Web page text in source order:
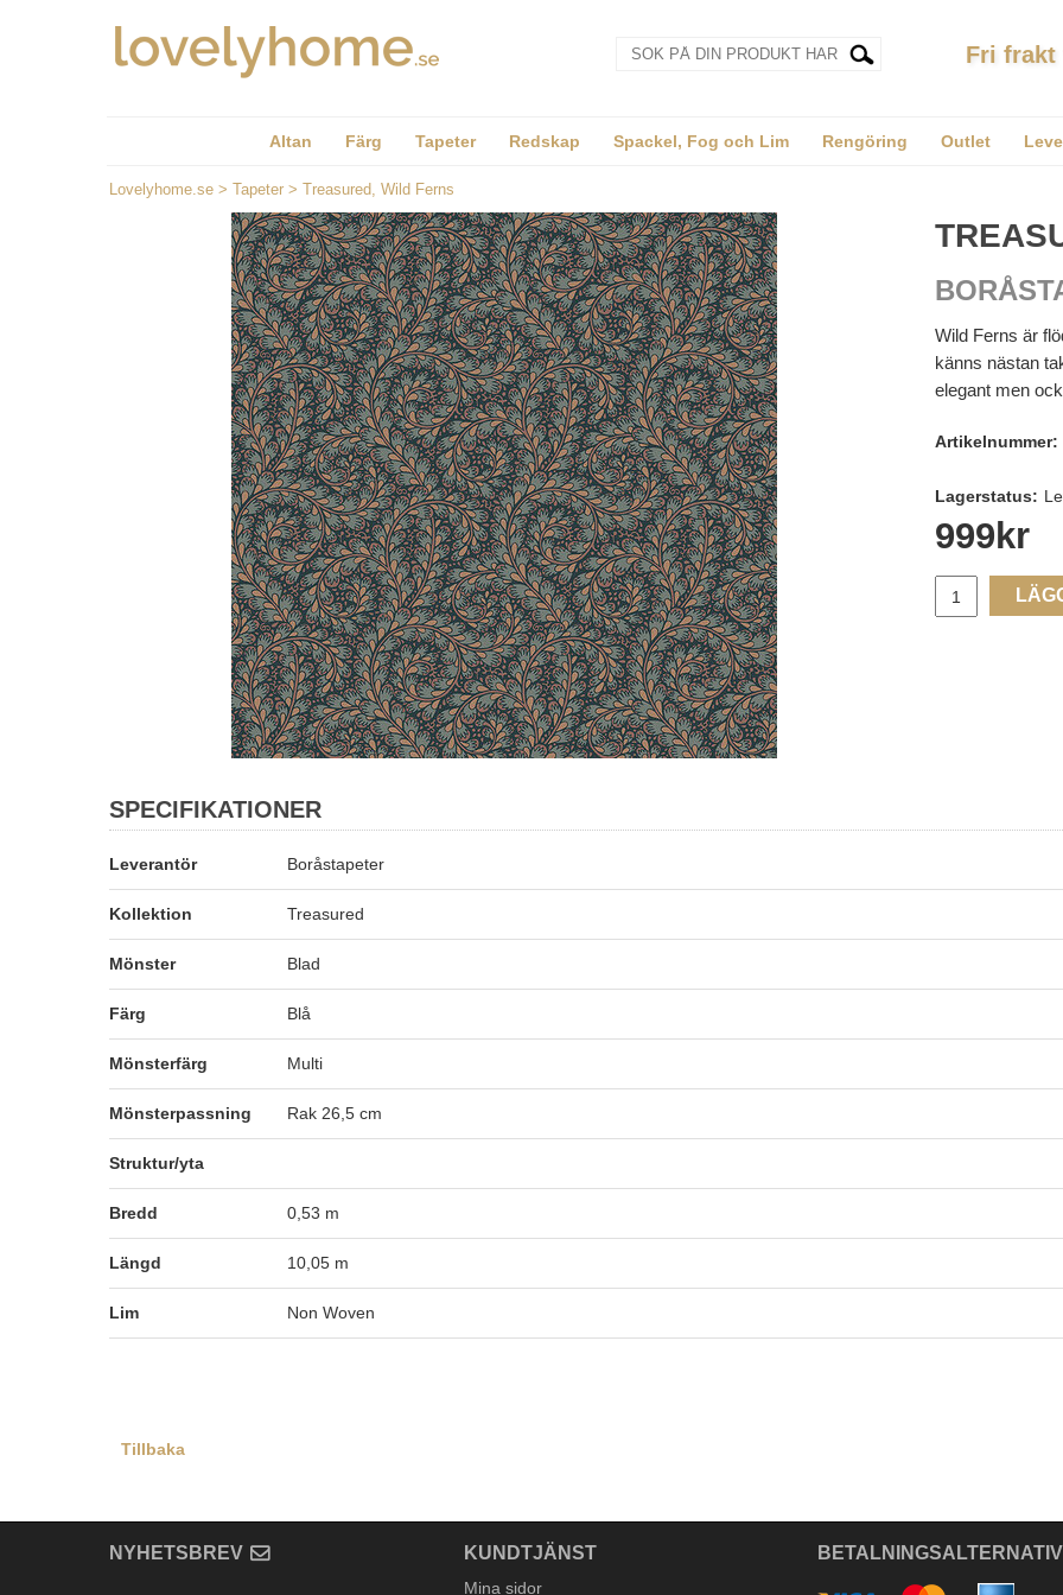
Fri frakt
Altan Färg Tapeter Redskap Spackel, Fog och Lim Rengöring Outlet
Lovelyhome.se > Tapeter > Treasured, Wild Ferns
Wild Ferns är
känns nästan
elegant men
Artikelnummer:
Lagerstatus:
999 kr
SPECIFIKATIONER
Leverantör Boråstapeter
Kollektion Treasured
Mönster Blad
Färg Blå
Mönsterfärg Multi
Mönsterpassning Rak 26,5 cm
Struktur/yta
Bredd 0,53 m
Längd 10,05 m
Lim Non Woven
Tillbaka
NYHETSBREV KUNDTJÄNST
Mina sidor
BETALNINGSALTERNATIV